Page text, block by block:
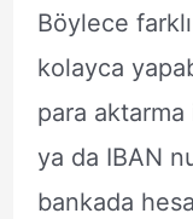
Böylece
kolayca
para aktarma
ya da IBAN
bankada